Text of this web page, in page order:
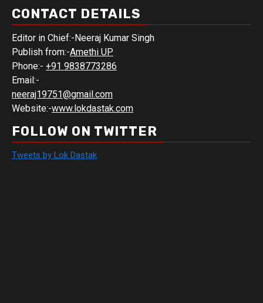
CONTACT DETAILS
Editor in Chief:-Neeraj Kumar Singh
Publish from:-Amethi UP
Phone:- +91 9838773286
Email:-
neeraj19751@gmail.com
Website:-www.lokdastak.com
FOLLOW ON TWITTER
Tweets by Lok Dastak